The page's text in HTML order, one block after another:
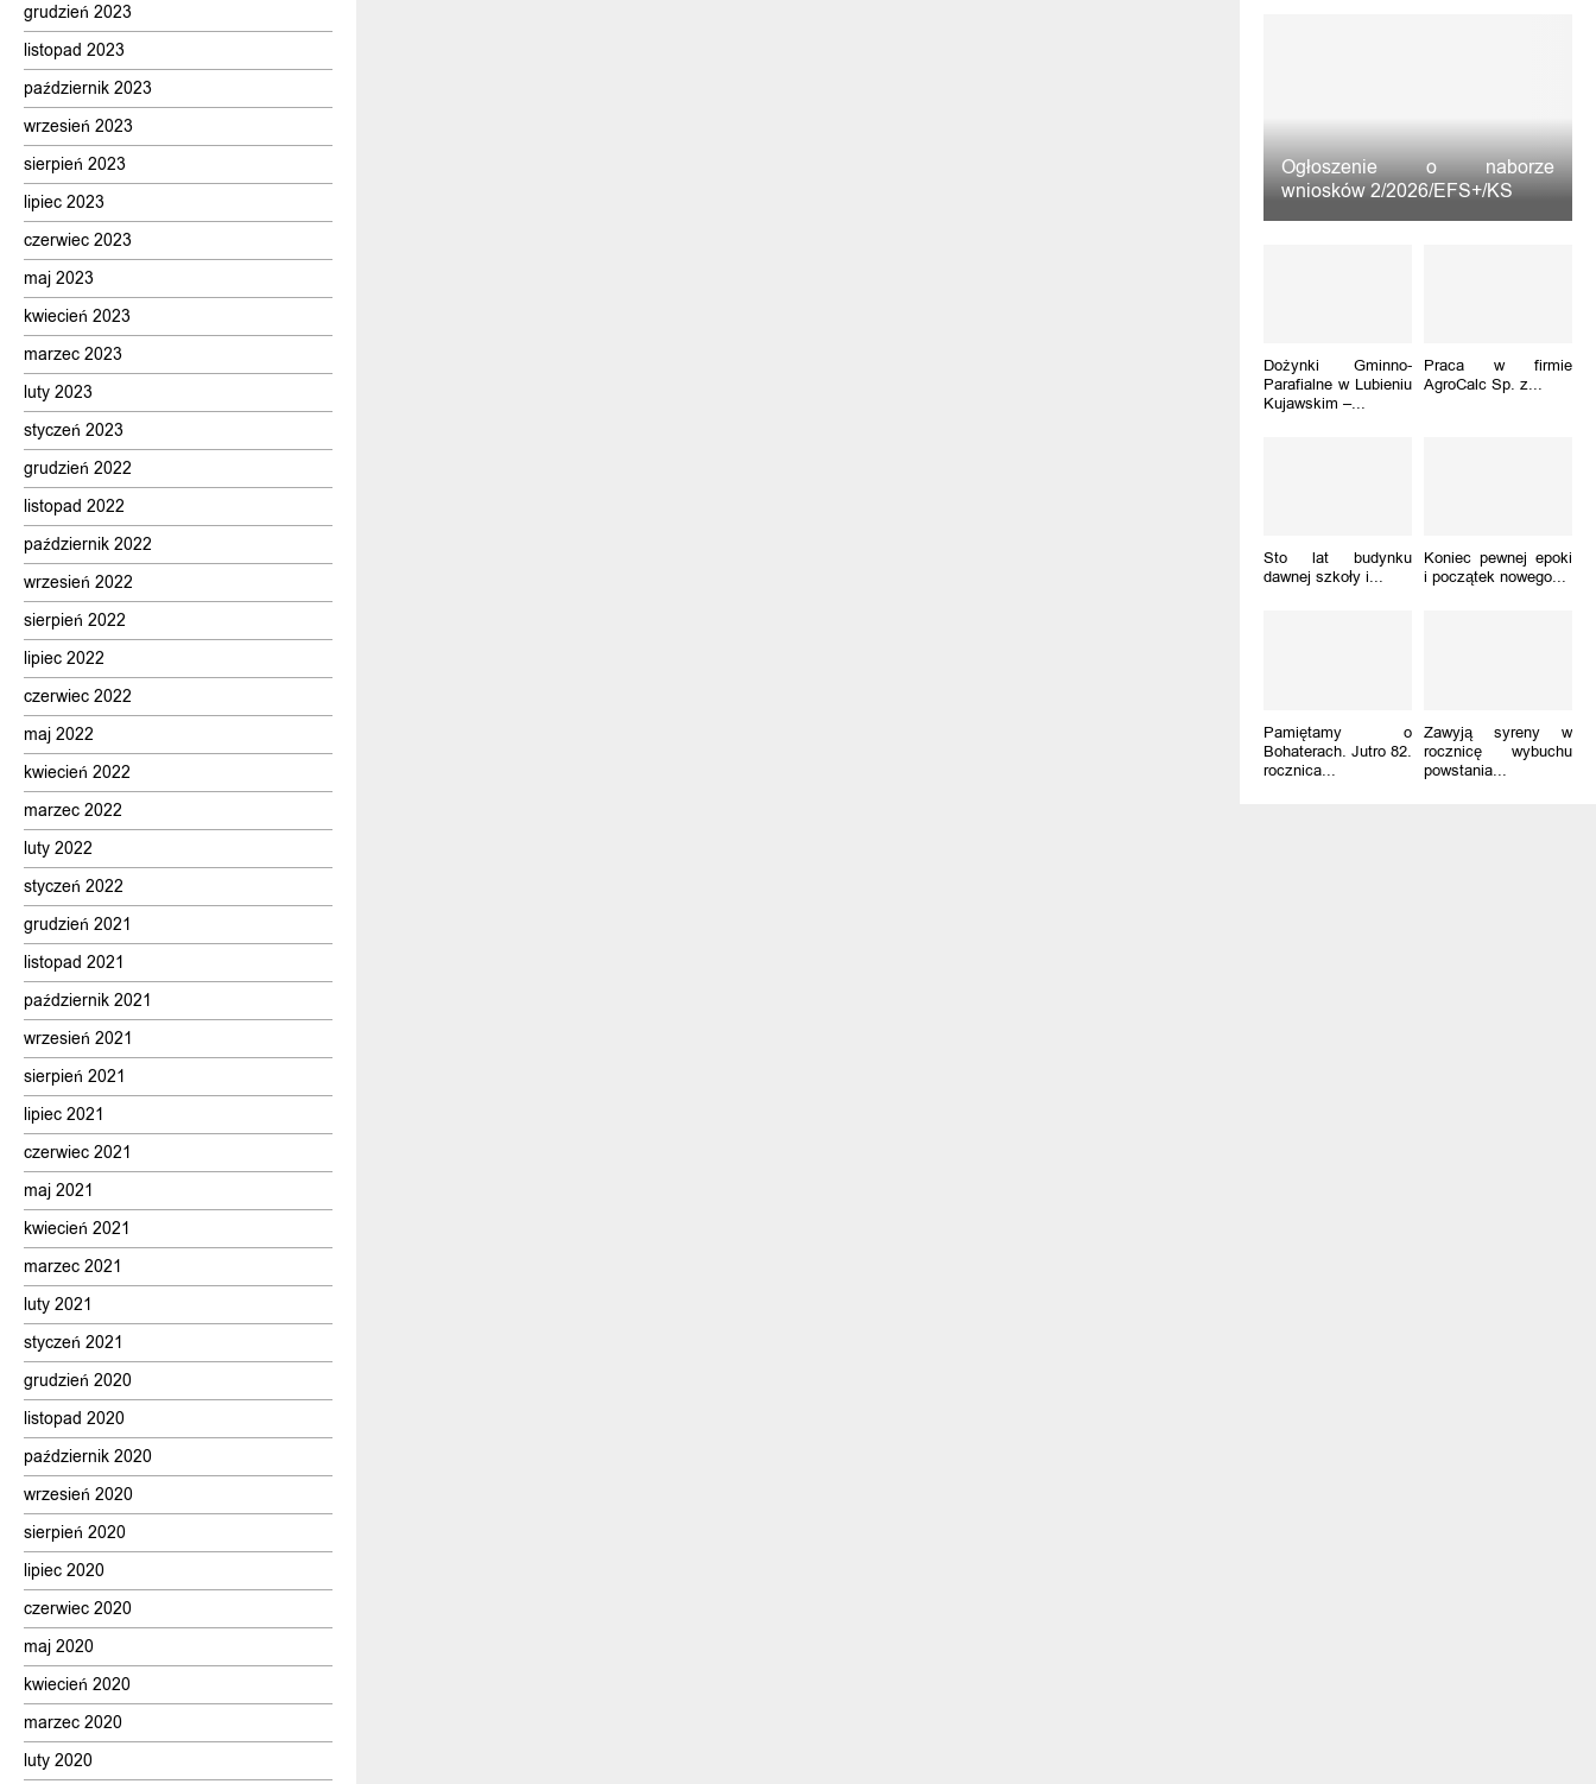
grudzień 2023
listopad 2023
październik 2023
wrzesień 2023
sierpień 2023
lipiec 2023
czerwiec 2023
maj 2023
kwiecień 2023
marzec 2023
luty 2023
styczeń 2023
grudzień 2022
listopad 2022
październik 2022
wrzesień 2022
sierpień 2022
lipiec 2022
czerwiec 2022
maj 2022
kwiecień 2022
marzec 2022
luty 2022
styczeń 2022
grudzień 2021
listopad 2021
październik 2021
wrzesień 2021
sierpień 2021
lipiec 2021
czerwiec 2021
maj 2021
kwiecień 2021
marzec 2021
luty 2021
styczeń 2021
grudzień 2020
listopad 2020
październik 2020
wrzesień 2020
sierpień 2020
lipiec 2020
czerwiec 2020
maj 2020
kwiecień 2020
marzec 2020
luty 2020
Ogłoszenie o naborze
wniosków 2/2026/EFS+/KS
Dożynki Gminno-
Parafialne w Lubieniu
Kujawskim –...
Praca w firmie
AgroCalc Sp. z...
Sto lat budynku
dawnej szkoły i...
Koniec pewnej epoki
i początek nowego...
Pamiętamy o
Bohaterach. Jutro 82.
rocznica...
Zawyją syreny w
rocznicę wybuchu
powstania...